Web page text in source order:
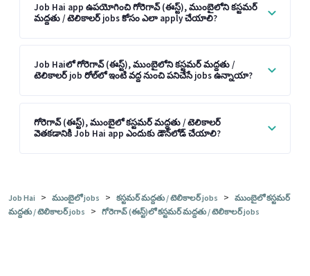
Job Hai app ఉపయోగించి గోరెగావ్ (ఈస్ట్), ముంబైలోని కస్టమర్
మద్దతు / టెలికాలర్ jobs కోసం ఎలా apply చేయాలి?
Job Haiలో గోరెగావ్ (ఈస్ట్), ముంబైలోని కస్టమర్ మద్దతు /
టెలికాలర్ job రోల్‌లో ఇంటి వద్ద నుంచి పనిచేసే jobs ఉన్నాయా?
గోరెగావ్ (ఈస్ట్), ముంబైలో కస్టమర్ మద్దతు / టెలికాలర్
వెతకడానికి Job Hai app ఎందుకు డౌన్‌లోడ్ చేయాలి?
Job Hai > ముంబైలో jobs > కస్టమర్ మద్దతు / టెలికాలర్ jobs > ముంబైలో కస్టమర్
మద్దతు / టెలికాలర్ jobs > గోరెగావ్ (ఈస్ట్)లో కస్టమర్ మద్దతు / టెలికాలర్ jobs